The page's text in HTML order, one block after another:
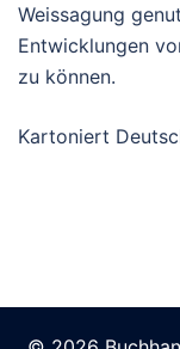
Weissagung
Entwicklungen
zu können.
Kartoniert